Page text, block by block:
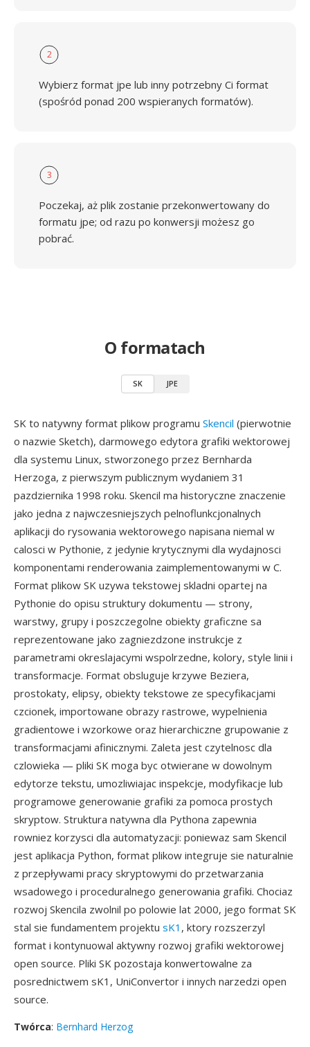
2
Wybierz format jpe lub inny potrzebny Ci format
(spośród ponad 200 wspieranych formatów).
3
Poczekaj, aż plik zostanie przekonwertowany do
formatu jpe; od razu po konwersji możesz go
pobrać.
O formatach
SK JPE
SK to natywny format plikow programu Skencil (pierwotnie
o nazwie Sketch), darmowego edytora grafiki wektorowej
dla systemu Linux, stworzonego przez Bernharda
Herzoga, z pierwszym publicznym wydaniem 31
pazdziernika 1998 roku. Skencil ma historyczne znaczenie
jako jedna z najwczesniejszych pelnoflunkcjonalnych
aplikacji do rysowania wektorowego napisana niemal w
calosci w Pythonie, z jedynie krytycznymi dla wydajnosci
komponentami renderowania zaimplementowanymi w C.
Format plikow SK uzywa tekstowej skladni opartej na
Pythonie do opisu struktury dokumentu — strony,
warstwy, grupy i poszczegolne obiekty graficzne sa
reprezentowane jako zagniezdzone instrukcje z
parametrami okreslajacymi wspolrzedne, kolory, style linii i
transformacje. Format obsluguje krzywe Beziera,
prostokaty, elipsy, obiekty tekstowe ze specyfikacjami
czcionek, importowane obrazy rastrowe, wypelnienia
gradientowe i wzorkowe oraz hierarchiczne grupowanie z
transformacjami afinicznymi. Zaleta jest czytelnosc dla
czlowieka — pliki SK moga byc otwierane w dowolnym
edytorze tekstu, umozliwiajac inspekcje, modyfikacje lub
programowe generowanie grafiki za pomoca prostych
skryptow. Struktura natywna dla Pythona zapewnia
rowniez korzysci dla automatyzacji: poniewaz sam Skencil
jest aplikacja Python, format plikow integruje sie naturalnie
z przepływami pracy skryptowymi do przetwarzania
wsadowego i proceduralnego generowania grafiki. Chociaz
rozwoj Skencila zwolnil po polowie lat 2000, jego format SK
stal sie fundamentem projektu sK1 , ktory rozszerzyl
format i kontynuowal aktywny rozwoj grafiki wektorowej
open source. Pliki SK pozostaja konwertowalne za
posrednictwem sK1, UniConvertor i innych narzedzi open
source.
Twórca: Bernhard Herzog